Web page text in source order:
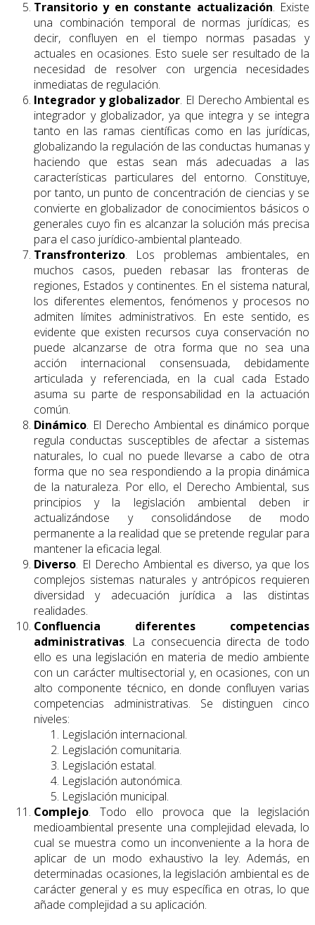
Transitorio y en constante actualización. Existe
una combinación temporal de normas jurídicas; es
decir, confluyen en el tiempo normas pasadas y
actuales en ocasiones. Esto suele ser resultado de la
necesidad de resolver con urgencia necesidades
inmediatas de regulación.
Integrador y globalizador. El Derecho Ambiental es
integrador y globalizador, ya que integra y se integra
tanto en las ramas científicas como en las jurídicas,
globalizando la regulación de las conductas humanas y
haciendo que estas sean más adecuadas a las
características particulares del entorno. Constituye,
por tanto, un punto de concentración de ciencias y se
convierte en globalizador de conocimientos básicos o
generales cuyo fin es alcanzar la solución más precisa
para el caso jurídico-ambiental planteado.
Transfronterizo. Los problemas ambientales, en
muchos casos, pueden rebasar las fronteras de
regiones, Estados y continentes. En el sistema natural,
los diferentes elementos, fenómenos y procesos no
admiten límites administrativos. En este sentido, es
evidente que existen recursos cuya conservación no
puede alcanzarse de otra forma que no sea una
acción internacional consensuada, debidamente
articulada y referenciada, en la cual cada Estado
asuma su parte de responsabilidad en la actuación
común.
Dinámico. El Derecho Ambiental es dinámico porque
regula conductas susceptibles de afectar a sistemas
naturales, lo cual no puede llevarse a cabo de otra
forma que no sea respondiendo a la propia dinámica
de la naturaleza. Por ello, el Derecho Ambiental, sus
principios y la legislación ambiental deben ir
actualizándose y consolidándose de modo
permanente a la realidad que se pretende regular para
mantener la eficacia legal.
Diverso. El Derecho Ambiental es diverso, ya que los
complejos sistemas naturales y antrópicos requieren
diversidad y adecuación jurídica a las distintas
realidades.
Confluencia diferentes competencias
administrativas. La consecuencia directa de todo
ello es una legislación en materia de medio ambiente
con un carácter multisectorial y, en ocasiones, con un
alto componente técnico, en donde confluyen varias
competencias administrativas. Se distinguen cinco
niveles:
Legislación internacional.
Legislación comunitaria.
Legislación estatal.
Legislación autonómica.
Legislación municipal.
Complejo. Todo ello provoca que la legislación
medioambiental presente una complejidad elevada, lo
cual se muestra como un inconveniente a la hora de
aplicar de un modo exhaustivo la ley. Además, en
determinadas ocasiones, la legislación ambiental es de
carácter general y es muy específica en otras, lo que
añade complejidad a su aplicación.